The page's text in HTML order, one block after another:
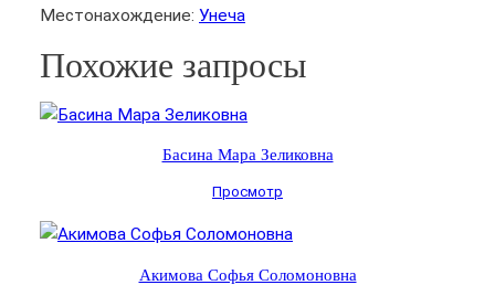
Местонахождение: Унеча
Похожие запросы
Басина Мара Зеликовна
Просмотр
Акимова Софья Соломоновна